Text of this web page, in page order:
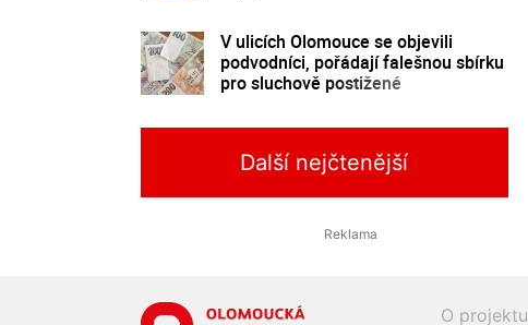
V ulicích Olomouce se objevili
podvodníci, pořádají falešnou sbírku
pro sluchově postižené
Další nejčtenější
O projektu